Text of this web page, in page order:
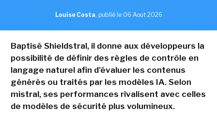
Louise Costa, publié le 06 Aout 2026
Baptisé Shieldstral, il donne aux développeurs la
possibilité de définir des règles de contrôle en
langage naturel afin d'évaluer les contenus
générés ou traités par les modèles IA. Selon
mistral, ses performances rivalisent avec celles
de modèles de sécurité plus volumineux.